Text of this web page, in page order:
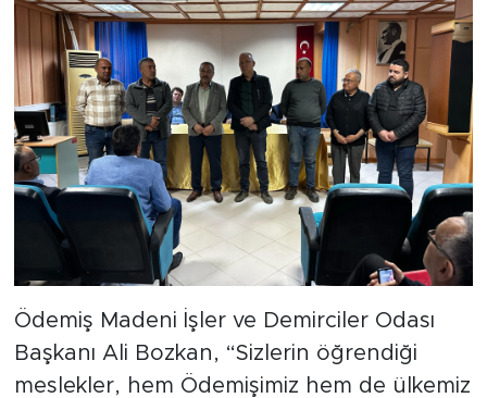
Ödemiş Madeni İşler ve Demirciler Odası
Başkanı Ali Bozkan, “Sizlerin öğrendiği
meslekler, hem Ödemişimiz hem de ülkemiz